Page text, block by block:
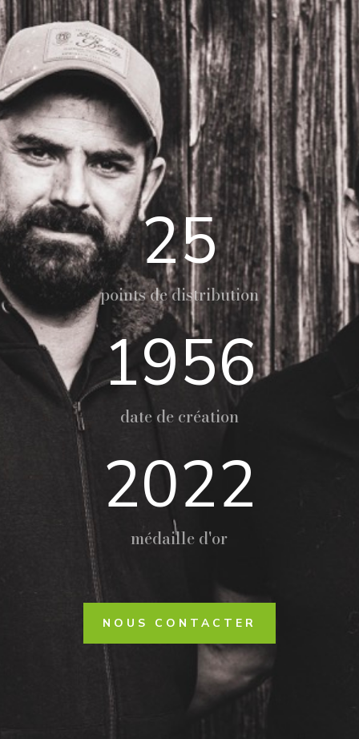
25
points de distribution
1956
date de création
2022
médaille d'or
NOUS CONTACTER